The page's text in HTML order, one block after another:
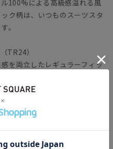
100%による高級感溢れる風
ク柄は、いつものスーツスタ
。
TR24）
を両立したレギュラーフィッ
ンや前振りにした袖付けな
を構築します。ヒップ～ワタ
ンツを合わせました。